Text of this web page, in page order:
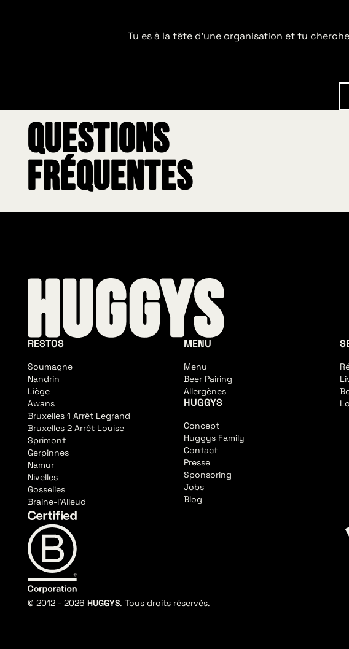
Tu es à la tête d’une organisation et tu
Questions
fréquentes
RESTOS
Soumagne
Nandrin
Liège
Awans
Bruxelles 1 Arrêt Legrand
Bruxelles 2 Arrêt Louise
Sprimont
Gerpinnes
Namur
Nivelles
Gosselies
Braine-l'Alleud
MENU
Menu
Beer Pairing
Allergènes
HUGGYS
Concept
Huggys Family
Contact
Presse
Sponsoring
Jobs
Blog
© 2012 -2026 HUGGYS. Tous droits réservés.